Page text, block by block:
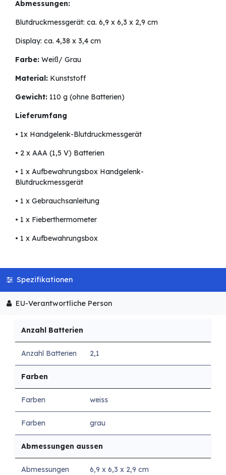
Abmessungen:
Blutdruckmessgerät: ca. 6,9 x 6,3 x 2,9 cm
Display: ca. 4,38 x 3,4 cm
Farbe: Weiß/ Grau
Material: Kunststoff
Gewicht: 110 g (ohne Batterien)
Lieferumfang
• 1x Handgelenk-Blutdruckmessgerät
• 2 x AAA (1,5 V) Batterien
• 1 x Aufbewahrungsbox Handgelenk-
Blutdruckmessgerät
• 1 x Gebrauchsanleitung
• 1 x Fieberthermometer
• 1 x Aufbewahrungsbox
Spezifikationen
EU-Verantwortliche Person
Anzahl Batterien
Anzahl Batterien 2,1
Farben
Farben weiss
Farben grau
Abmessungen aussen
Abmessungen
6,9 x 6,3 x 2,9 cm